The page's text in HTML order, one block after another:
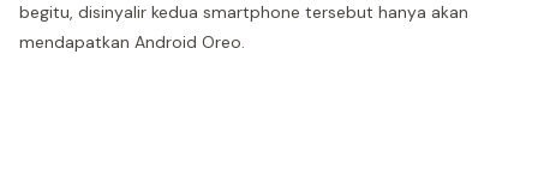
begitu, disinyalir kedua smartphone tersebut hanya akan
mendapatkan Android Oreo.